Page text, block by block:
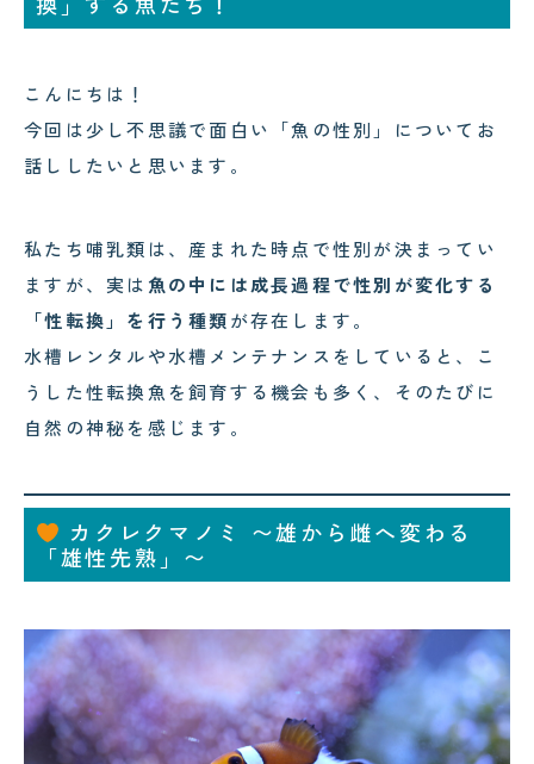
説
こんにちは！
今回は少し不思議で面白い「魚の性別」についてお
話ししたいと思います。
私たち哺乳類は、産まれた時点で性別が決まってい
ますが、実は 魚の中には成長過程で性別が変化する
「性転換」を行う種類が存在します。
水槽レンタルや水槽メンテナンスをしていると、こ
うした性転換魚を飼育する機会も多く、そのたびに
自然の神秘を感じます。
カクレクマノミ 〜雄から雌へ変わる
「雄性先熟」〜